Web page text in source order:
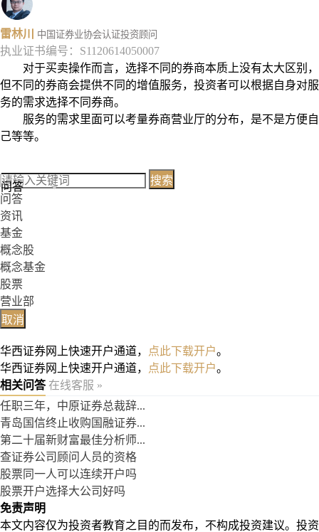
雷林川 中国证券业协会认证投资顾问
执业证书编号：S1120614050007
对于买卖操作而言，选择不同的券商本质上没有太大区别，
但不同的券商会提供不同的增值服务，投资者可以根据自身对服
务的需求选择不同券商。
服务的需求里面可以考量券商营业厅的分布，是不是方便自
己等等。
问答
搜索
问答
资讯
基金
概念股
概念基金
股票
营业部
取消
华西证券网上快速开户通道， 点此下载开户。
华西证券网上快速开户通道，
点此下载开户。
相关问答 在线客服 »
任职三年，中原证券总裁辞...
青岛国信终止收购国融证券...
第二十届新财富最佳分析师...
查证券公司顾问人员的资格
股票同一人可以连续开户吗
股票开户选择大公司好吗
免责声明
本文内容仅为投资者教育之目的而发布，不构成投资建议。投资